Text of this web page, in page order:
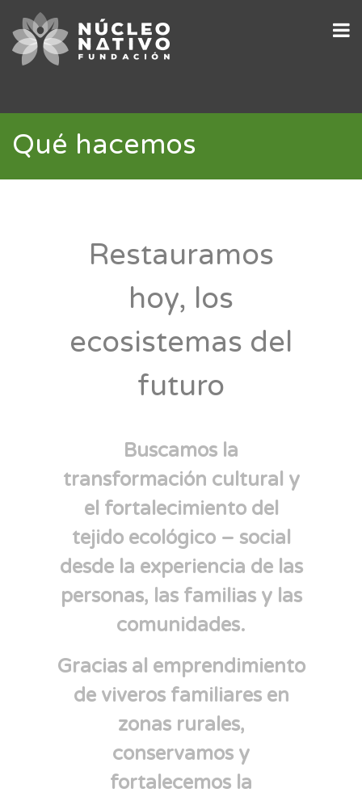
Qué hacemos
Restauramos
hoy, los
ecosistemas del
futuro
Buscamos la
transformación cultural y
el fortalecimiento del
tejido ecológico – social
desde la experiencia de las
personas, las familias y las
comunidades.
Gracias al emprendimiento
de viveros familiares en
zonas rurales,
conservamos y
fortalecemos la